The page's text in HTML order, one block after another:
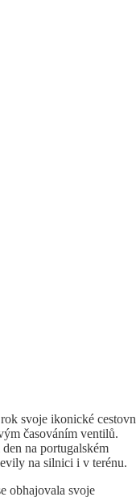
svoje ikonické
časováním ventilů.
na portugalském
na silnici i v terénu.
obhajovala svoje